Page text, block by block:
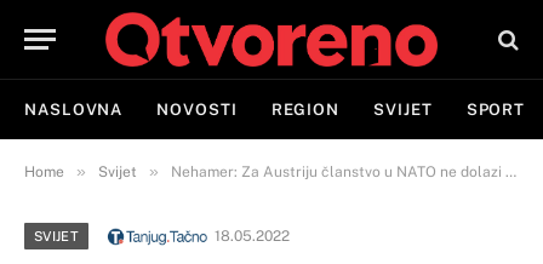
NASLOVNA NOVOSTI REGION SVIJET SPORT
Home » Svijet » Nehamer: Za Austriju članstvo u NATO ne dolazi u obzir
SVIJET 18.05.2022